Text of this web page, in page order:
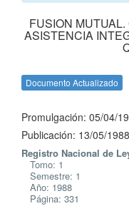
FUSION
ASISTENCIA
Documento Actualizado
Promulgación: 05/04/
Publicación: 13/05/1988
Registro Nacional de
Tomo: 1
Semestre: 1
Año: 1988
Página: 331